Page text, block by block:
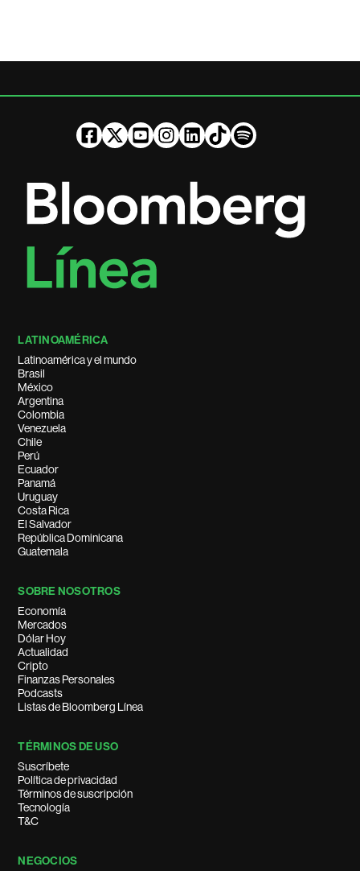
LATINOAMÉRICA
Latinoamérica y el mundo
Brasil
México
Argentina
Colombia
Venezuela
Chile
Perú
Ecuador
Panamá
Uruguay
Costa Rica
El Salvador
República Dominicana
Guatemala
SOBRE NOSOTROS
Economía
Mercados
Dólar Hoy
Actualidad
Cripto
Finanzas Personales
Podcasts
Listas de Bloomberg Línea
TÉRMINOS DE USO
Suscríbete
Política de privacidad
Términos de suscripción
Tecnología
T&C
NEGOCIOS